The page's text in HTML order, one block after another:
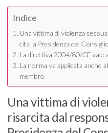
Indice
Una vittima di violenza
cita la Presidenza del Consiglio
La direttiva 2004/80/CE vale
La norma va applicata anche
membro
Una vittima di
risarcita dal